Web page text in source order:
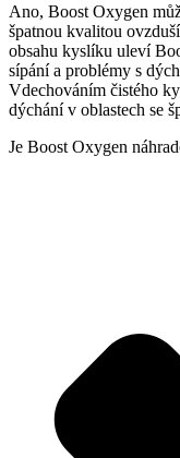
Ano, Boost Oxygen
špatnou kvalitou
obsahu kyslíku uleví
sípání a problémy s
Vdechováním čistého
dýchání v oblastech se
Je Boost Oxygen